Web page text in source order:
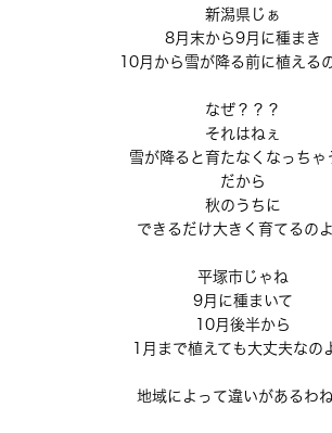
新潟県じぁ
8月末から9月に種まき
10月から雪が降る前に植える
なぜ？？？
それはねぇ
雪が降ると育たなくなっちゃ
だから
秋のうちに
できるだけ大きく育てるの
平塚市じゃね
9月に種まいて
10月後半から
1月まで植えても大丈夫なの
地域によって違いがあるわ